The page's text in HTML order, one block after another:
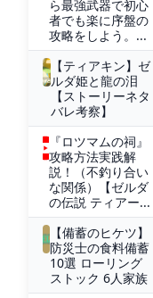
ら最強武器で初心
者でも楽に序盤の
攻略をしよう。...
【ティアキン】ゼ
ルダ姫と龍の泪
【ストーリーネタ
バレ考察】
『ロツマムの祠』
攻略方法実践解
説！（不釣り合い
な関係）【ゼルダ
の伝説 ティアー...
【備蓄のヒケツ】
防災士の食料備蓄
10選 ローリング
ストック 6人家族